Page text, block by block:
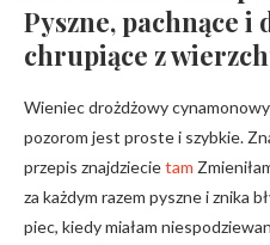
Pyszne, pachnące i
chrupiące z
Wieniec drożdżowy
pozorom jest proste i szybkie.
przepis znajdziecietam
za każdym razem pyszne i znika
piec, kiedy miałam